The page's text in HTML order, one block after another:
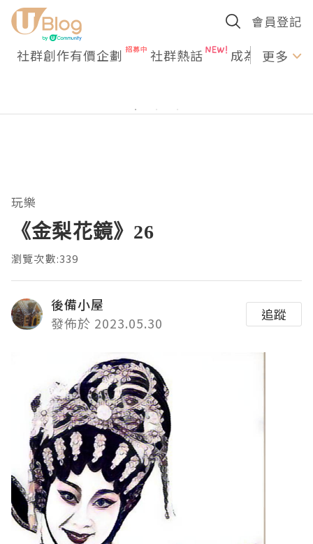
會員登記
社群創作有價企劃 社群熱話 成為U更多
玩樂
《金梨花鏡》26
瀏覽次數:339
後備小屋
發佈於 2023.05.30
追蹤